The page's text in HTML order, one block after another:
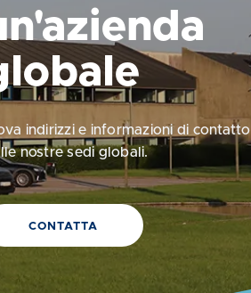
indirizzi e informazioni di contatto
nostre sedi globali.
CONTATTA